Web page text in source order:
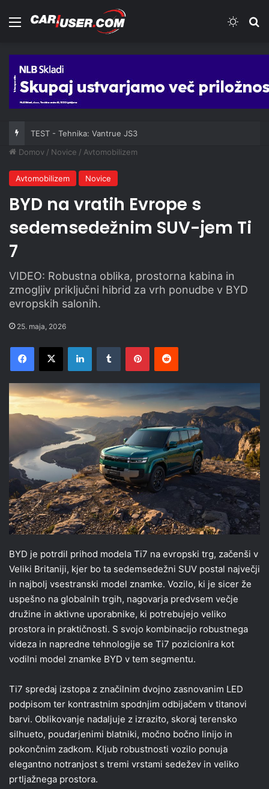
Meni
TEST - Tehnika: Vantrue JS3
Domov / Novice / Avtomobilizem
Avtomobilizem Novice
BYD na vratih Evrope s
sedemsedežnim SUV-jem Ti
7
VIDEO: Robustna oblika, prostorna kabina in
zmogljiv priključni hibrid za vrh ponudbe v BYD
evropskih salonih.
25. maja, 2026
Facebook
X LinkedInTumblr PinterestReddit
BYD je potrdil prihod modela Ti7 na evropski trg, začenši v
Veliki Britaniji, kjer bo ta sedemsedežni SUV postal največji
in najbolj vsestranski model znamke. Vozilo, ki je sicer že
uspešno na globalnih trgih, nagovarja predvsem večje
družine in aktivne uporabnike, ki potrebujejo veliko
prostora in praktičnosti. S svojo kombinacijo robustnega
videza in napredne tehnologije se Ti7 pozicionira kot
vodilni model znamke BYD v tem segmentu.
Ti7 spredaj izstopa z značilnim dvojno zasnovanim LED
podpisom ter kontrastnim spodnjim odbijačem v titanovi
barvi. Oblikovanje nadaljuje z izrazito, skoraj terensko
silhueto, poudarjenimi blatniki, močno bočno linijo in
pokončnim zadkom. Kljub robustnosti vozilo ponuja
elegantno notranjost s tremi vrstami sedežev in veliko
prtljažnega prostora.